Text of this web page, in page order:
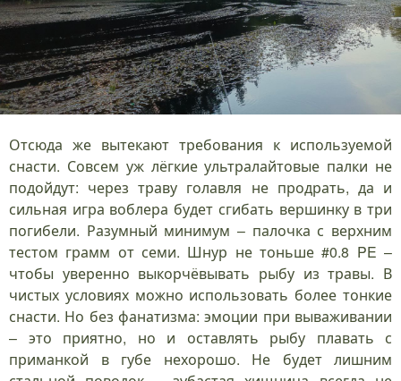
Отсюда же вытекают требования к используемой
снасти. Совсем уж лёгкие ультралайтовые палки не
подойдут: через траву голавля не продрать, да и
сильная игра воблера будет сгибать вершинку в три
погибели. Разумный минимум – палочка с верхним
тестом грамм от семи. Шнур не тоньше #0.8 PE –
чтобы уверенно выкорчёвывать рыбу из травы. В
чистых условиях можно использовать более тонкие
снасти. Но без фанатизма: эмоции при вываживании
– это приятно, но и оставлять рыбу плавать с
приманкой в губе нехорошо. Не будет лишним